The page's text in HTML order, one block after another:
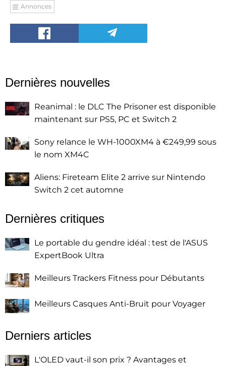
Annonces
Dernières nouvelles
Reanimal : le DLC The Prisoner est disponible
maintenant sur PS5, PC et Switch 2
Sony relance le WH-1000XM4 à €249,99 sous
le nom XM4C
Aliens: Fireteam Elite 2 arrive sur Nintendo
Switch 2 cet automne
Dernières critiques
Le portable du gendre idéal : test de l'ASUS
ExpertBook Ultra
Meilleurs Trackers Fitness pour Débutants
Meilleurs Casques Anti-Bruit pour Voyager
Derniers articles
L'OLED vaut-il son prix ? Avantages et